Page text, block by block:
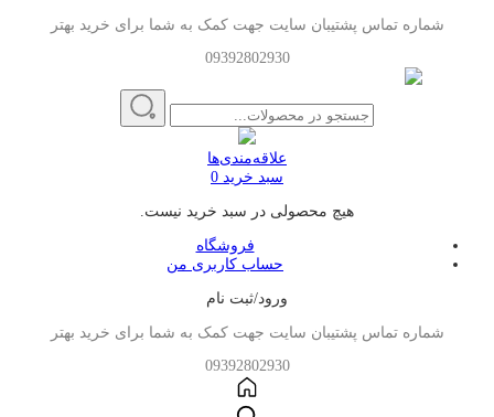
شماره تماس پشتیبان سایت جهت کمک به شما برای خرید بهتر
09392802930
علاقه‌مندی‌ها
سبد خرید 0
هیچ محصولی در سبد خرید نیست.
فروشگاه
حساب کاربری من
ورود/ثبت نام
شماره تماس پشتیبان سایت جهت کمک به شما برای خرید بهتر
09392802930